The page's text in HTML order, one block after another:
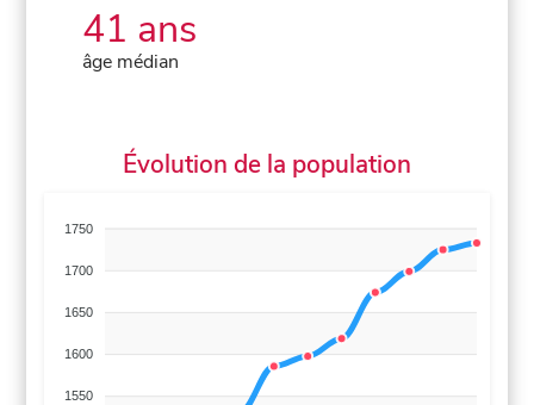
41 ans
âge médian
Évolution de la population
1750
1700
1650
1600
1550